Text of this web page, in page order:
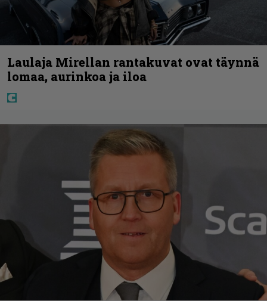
Laulaja Mirellan rantakuvat ovat täynnä
lomaa, aurinkoa ja iloa